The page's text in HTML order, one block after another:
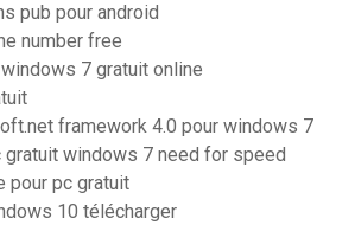
pub pour android
number free
7 gratuit online
framework 4.0 pour windows 7
gratuit windows 7 need for speed
pour pc gratuit
10 télécharger